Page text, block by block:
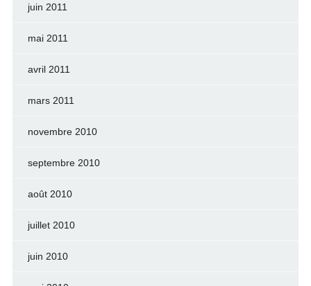
juin 2011
mai 2011
avril 2011
mars 2011
novembre 2010
septembre 2010
août 2010
juillet 2010
juin 2010